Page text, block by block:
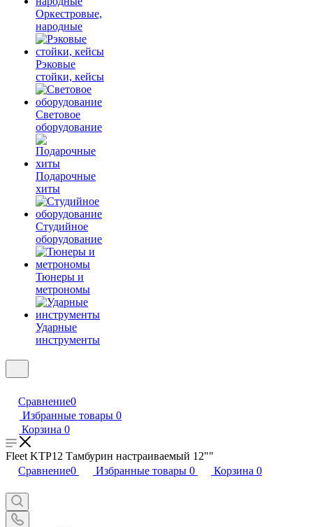
Оркестровые,
народные
Рэковые
стойки, кейсы
Световое
оборудование
Подарочные
хиты
Студийное
оборудование
Тюнеры и
метрономы
Ударные
инструменты
Сравнение0
Избранные товары 0
Корзина 0
Fleet KTP12 Тамбурин настраиваемый 12""
Сравнение0 Избранные товары 0 Корзина 0